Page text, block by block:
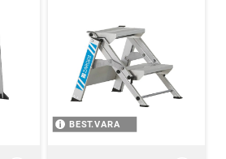
BEST.VARA